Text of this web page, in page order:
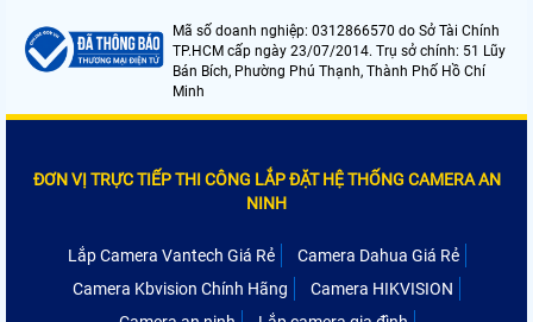
Mã số doanh nghiệp: 0312866570 do Sở Tài Chính
TP.HCM cấp ngày 23/07/2014. Trụ sở chính: 51 Lũy
Bán Bích, Phường Phú Thạnh, Thành Phố Hồ Chí
Minh
ĐƠN VỊ TRỰC TIẾP THI CÔNG LẮP ĐẶT HỆ THỐNG CAMERA AN
NINH
Lắp Camera Vantech Giá Rẻ
Camera Dahua Giá Rẻ
Camera Kbvision Chính Hãng
Camera HIKVISION